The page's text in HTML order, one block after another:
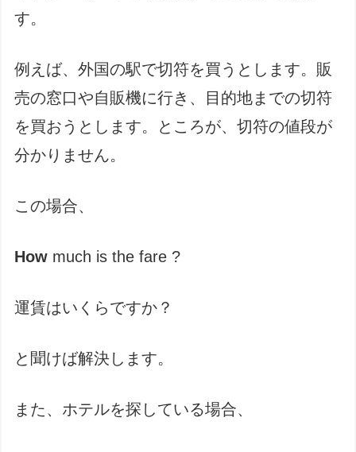
す。
例えば、外国の駅で切符を買うとします。販
売の窓口や自販機に行き、目的地までの切符
を買おうとします。ところが、切符の値段が
分かりません。
この場合、
How much is the fare ?
運賃はいくらですか？
と聞けば解決します。
また、ホテルを探している場合、